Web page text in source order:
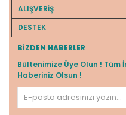
ALIŞVERİŞ
DESTEK
BIZDEN HABERLER
Bültenimize Üye Olun ! Tüm
Haberiniz Olsun !